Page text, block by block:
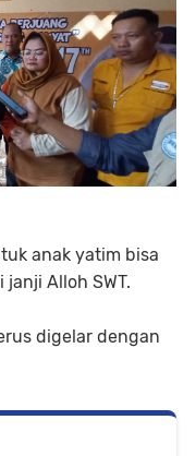
anak yatim bisa
Alloh SWT.
digelar dengan